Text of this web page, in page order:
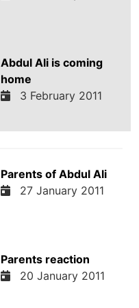
Abdul Ali is coming
home
3 February 2011
Parents of Abdul Ali
27 January 2011
Parents reaction
20 January 2011